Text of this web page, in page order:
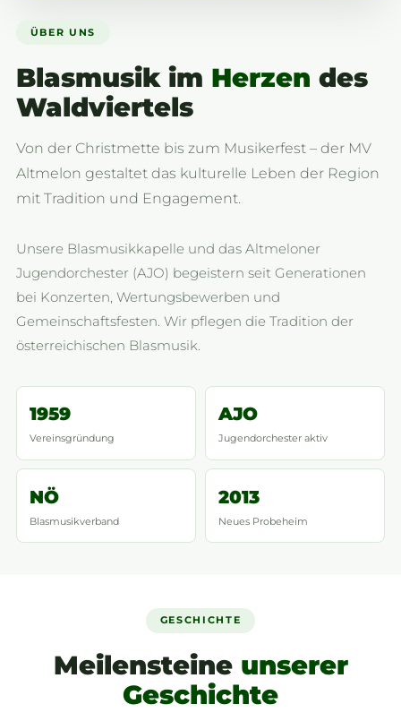
ÜBER UNS
Blasmusik im Herzen des
Waldviertels
Von der Christmette bis zum Musikerfest – der MV
Altmelon gestaltet das kulturelle Leben der Region
mit Tradition und Engagement.
Unsere Blasmusikkapelle und das Altmeloner
Jugendorchester (AJO) begeistern seit Generationen
bei Konzerten, Wertungsbewerben und
Gemeinschaftsfesten. Wir pflegen die Tradition der
österreichischen Blasmusik.
1959
Vereinsgründung
AJO
Jugendorchester aktiv
NÖ
Blasmusikverband
2013
Neues Probeheim
GESCHICHTE
Meilensteine unserer
Geschichte